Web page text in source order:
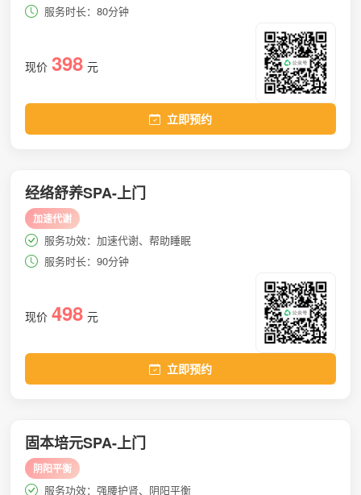
服务时长：80分钟
现价 398 元
立即预约
经络舒养SPA-上门
加速代谢
服务功效：加速代谢、帮助睡眠
服务时长：90分钟
现价 498 元
立即预约
固本培元SPA-上门
阴阳平衡
服务功效：强腰护肾、阴阳平衡